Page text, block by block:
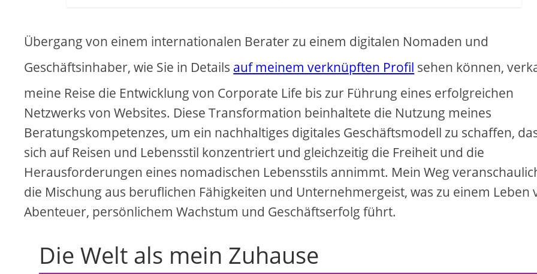
Übergang von einem internationalen Berater zu einem digitalen Nomaden und
Geschäftsinhaber, wie Sie in Details auf meinem verknüpften Profil sehen können,
meine Reise die Entwicklung von Corporate Life bis zur Führung eines erfolgreichen
Netzwerks von Websites. Diese Transformation beinhaltete die Nutzung meines
Beratungskompetenzes, um ein nachhaltiges digitales Geschäftsmodell zu schaffen,
sich auf Reisen und Lebensstil konzentriert und gleichzeitig die Freiheit und die
Herausforderungen eines nomadischen Lebensstils annimmt. Mein Weg
die Mischung aus beruflichen Fähigkeiten und Unternehmergeist, was zu einem Leben
Abenteuer, persönlichem Wachstum und Geschäftserfolg führt.
Die Welt als mein Zuhause